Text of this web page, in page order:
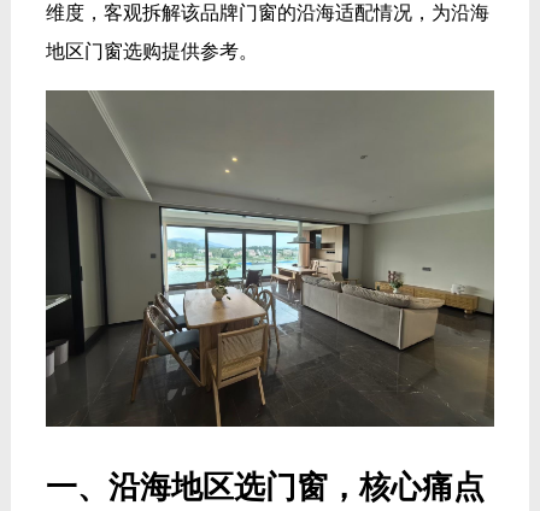
维度，客观拆解该品牌门窗的沿海适配情况，为沿海
地区门窗选购提供参考。
一、沿海地区选门窗，核心痛点